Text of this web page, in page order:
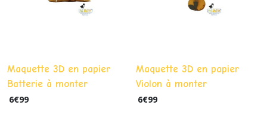
Maquette 3D en papier
Batterie à monter
6€99
Maquette 3D en papier
Violon à monter
6€99